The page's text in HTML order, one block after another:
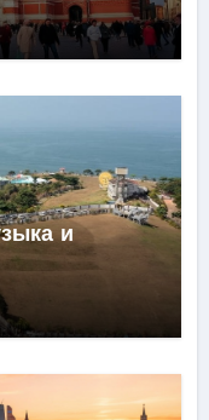
и